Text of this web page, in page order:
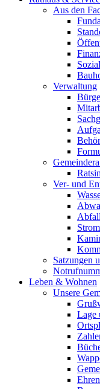
Aus den
Verwaltung
Ver- und
Satzungen
Leben & Wohnen
Unsere
Lage